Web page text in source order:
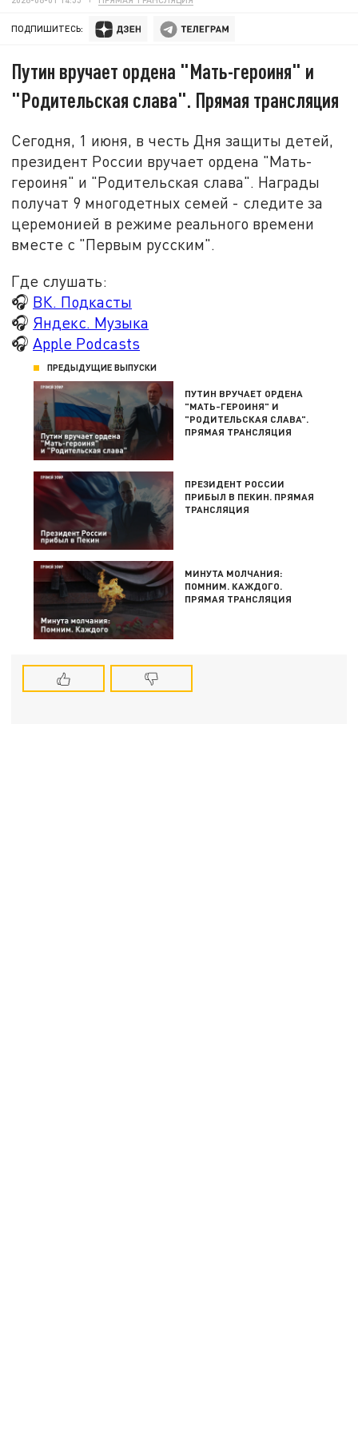
ПОДПИШИТЕСЬ:
Путин вручает ордена "Мать-героиня" и
"Родительская слава". Прямая трансляция
Сегодня, 1 июня, в честь Дня защиты детей,
президент России вручает ордена "Мать-
героиня" и "Родительская слава". Награды
получат 9 многодетных семей - следите за
церемонией в режиме реального времени
вместе с "Первым русским".
Где слушать:
🎧 ВК. Подкасты
🎧 Яндекс. Музыка
🎧 Apple Podcasts
ПРЕДЫДУЩИЕ ВЫПУСКИ
ПУТИН ВРУЧАЕТ ОРДЕНА
"МАТЬ-ГЕРОИНЯ" И
"РОДИТЕЛЬСКАЯ СЛАВА".
ПРЯМАЯ ТРАНСЛЯЦИЯ
ПРЕЗИДЕНТ РОССИИ
ПРИБЫЛ В ПЕКИН. ПРЯМАЯ
ТРАНСЛЯЦИЯ
МИНУТА МОЛЧАНИЯ:
ПОМНИМ. КАЖДОГО.
ПРЯМАЯ ТРАНСЛЯЦИЯ